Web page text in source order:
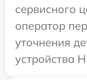
сервисного
оператор
уточнения
устройства